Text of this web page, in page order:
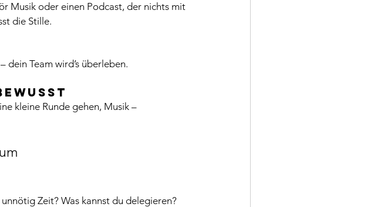
Musik oder einen Podcast, der nichts mit
die Stille.
dein Team wird’s überleben.
kleine Runde gehen, Musik –
Zeit? Was kannst du delegieren?